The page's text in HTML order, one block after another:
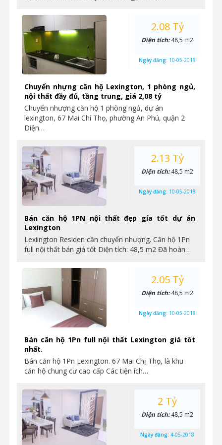
Chuyển nhựng căn hộ Lexington, 1 phòng ngủ,
nội thất đầy đủ, tầng trung, giá 2,08 tỷ
Chuyển nhượng căn hộ 1 phòng ngủ, dự án
lexington, 67 Mai Chí Thọ, phường An Phú, quận 2
Diện…
2.08 Tỷ
Diện tích:48,5 m2
Ngày đăng: 10-05-2018
Bán căn hộ 1PN nội thất đẹp gía tốt dự án
Lexington
Lexiington Residen cần chuyển nhượng. Căn hộ 1Pn
full nội thất bán giá tốt Diện tích: 48,5 m2 Đã hoàn…
2.13 Tỷ
Diện tích:48,5 m2
Ngày đăng: 10-05-2018
Bán căn hộ 1Pn full nội thất Lexington giá tốt
nhất.
Bán căn hộ 1Pn Lexington. 67 Mai Chị Thọ, là khu
căn hộ chung cư cao cấp Các tiện ích…
2.05 Tỷ
Diện tích:48,5 m2
Ngày đăng: 10-05-2018
2 Tỷ
Diện tích:48,5 m2
Ngày đăng: 4-05-2018